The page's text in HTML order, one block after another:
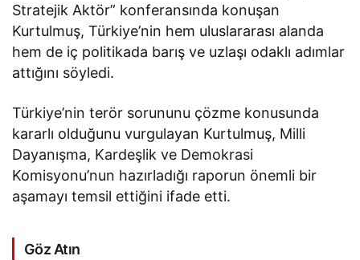
Stratejik Aktör” konferansında konuşan
Kurtulmuş, Türkiye’nin hem uluslararası alanda
hem de iç politikada barış ve uzlaşı odaklı adımlar
attığını söyledi.
Türkiye’nin terör sorununu çözme konusunda
kararlı olduğunu vurgulayan Kurtulmuş, Milli
Dayanışma, Kardeşlik ve Demokrasi
Komisyonu’nun hazırladığı raporun önemli bir
aşamayı temsil ettiğini ifade etti.
Göz Atın